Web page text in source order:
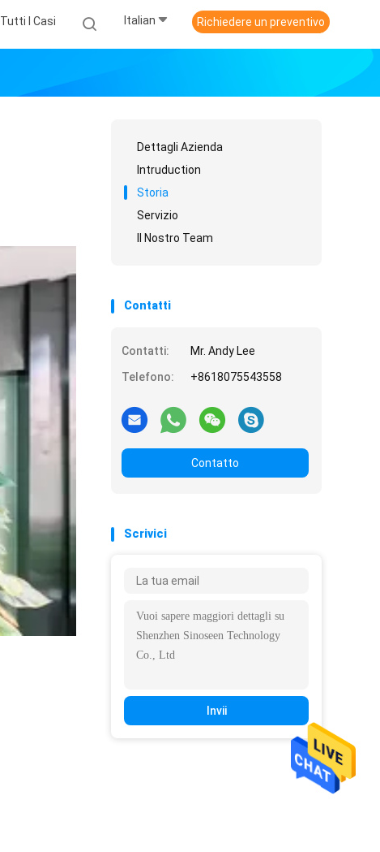
Tutti I Casi Italian Richiedere un preventivo
Dettagli Azienda
Intruduction
Storia
Servizio
Il Nostro Team
Contatti
Contatti:
Mr. Andy Lee
Telefono:
+8618075543558
Contatto
Scrivici
Invii